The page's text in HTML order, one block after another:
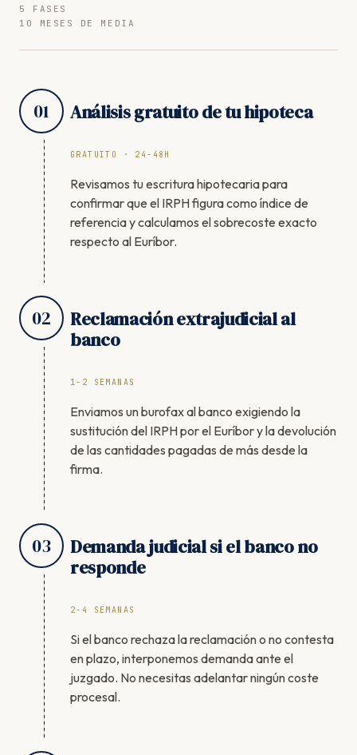
5 FASES
10 MESES DE MEDIA
01 Análisis gratuito de tu hipoteca
GRATUITO · 24-48H
Revisamos tu escritura hipotecaria para
confirmar que el IRPH figura como índice de
referencia y calculamos el sobrecoste exacto
respecto al Euríbor.
02
Reclamación extrajudicial al
banco
1-2 SEMANAS
Enviamos un burofax al banco exigiendo la
sustitución del IRPH por el Euríbor y la devolución
de las cantidades pagadas de más desde la
firma.
03
Demanda judicial si el banco no
responde
2-4 SEMANAS
Si el banco rechaza la reclamación o no contesta
en plazo, interponemos demanda ante el
juzgado. No necesitas adelantar ningún coste
procesal.